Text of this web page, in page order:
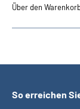
Über den
So erreichen